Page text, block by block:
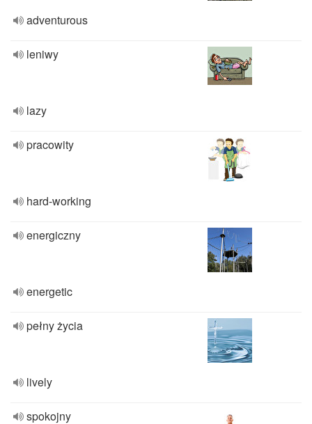
adventurous
leniwy
lazy
pracowity
hard-working
energiczny
energetic
pełny życia
lively
spokojny